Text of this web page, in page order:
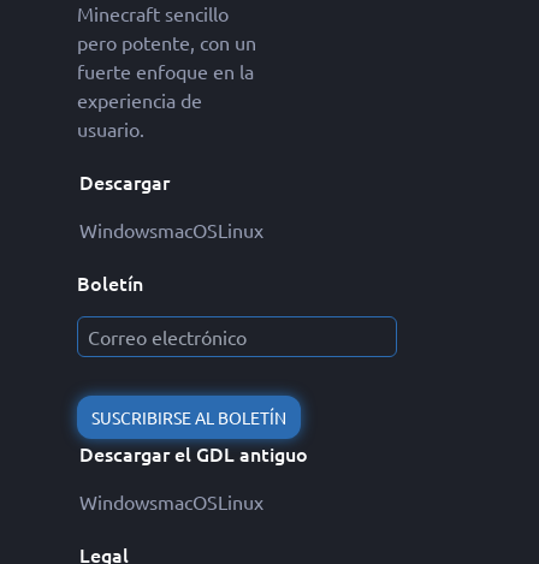
Minecraft sencillo
pero potente, con un
fuerte enfoque en la
experiencia de
usuario.
Descargar
WindowsmacOSLinux
Boletín
SUSCRIBIRSE AL BOLETÍN
Descargar el GDL antiguo
WindowsmacOSLinux
Legal